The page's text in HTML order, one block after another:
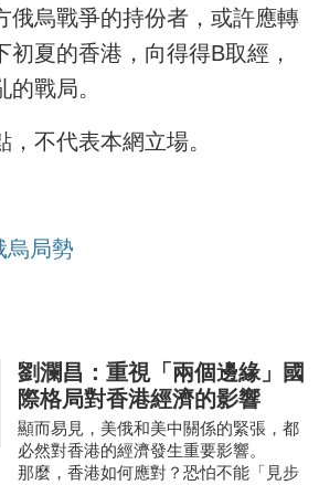
俄烏戰爭的持份者，或許應轉
初夏的香港，向得得B取經，
戰局。
不代表本網立場。
烏局勢
劉瀾昌：重視「兩個邊緣」國
際格局對香港經濟的影響
顯而易見，美俄和美中關係的緊張，都
必然對香港的經濟發生重要影響。
那麼，香港如何應對？恐怕不能「見步